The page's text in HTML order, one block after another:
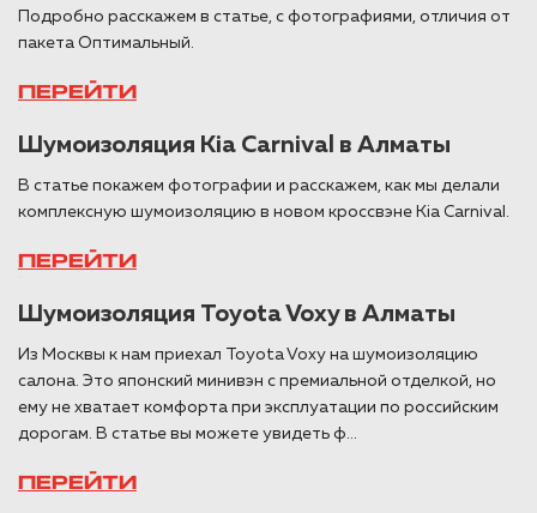
Подробно расскажем в статье, с фотографиями, отличия от
пакета Оптимальный.
ПЕРЕЙТИ
Шумоизоляция Kia Carnival в Алматы
В статье покажем фотографии и расскажем, как мы делали
комплексную шумоизоляцию в новом кроссвэне Kia Carnival.
ПЕРЕЙТИ
Шумоизоляция Toyota Voxy в Алматы
Из Москвы к нам приехал Toyota Voxy на шумоизоляцию
салона. Это японский минивэн с премиальной отделкой, но
ему не хватает комфорта при эксплуатации по российским
дорогам. В статье вы можете увидеть ф...
ПЕРЕЙТИ